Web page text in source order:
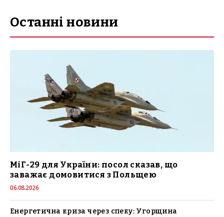
Останні новини
МіГ-29 для України: посол сказав, що
заважає домовитися з Польщею
06.08.2026
Енергетична криза через спеку: Угорщина